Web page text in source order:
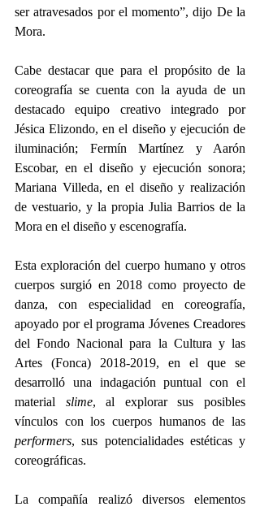
ser atravesados por el momento”, dijo De la
Mora.
Cabe destacar que para el propósito de la
coreografía se cuenta con la ayuda de un
destacado equipo creativo integrado por
Jésica Elizondo, en el diseño y ejecución de
iluminación; Fermín Martínez y Aarón
Escobar, en el diseño y ejecución sonora;
Mariana Villeda, en el diseño y realización
de vestuario, y la propia Julia Barrios de la
Mora en el diseño y escenografía.
Esta exploración del cuerpo humano y otros
cuerpos surgió en 2018 como proyecto de
danza, con especialidad en coreografía,
apoyado por el programa Jóvenes Creadores
del Fondo Nacional para la Cultura y las
Artes (Fonca) 2018-2019, en el que se
desarrolló una indagación puntual con el
material slime, al explorar sus posibles
performers, sus potencialidades estéticas y
coreográficas.
La compañía realizó diversos elementos